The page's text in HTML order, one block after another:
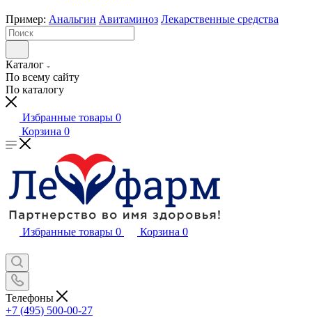
Пример: Анальгин Авитаминоз Лекарственные средства
Каталог
По всему сайту
По каталогу
Избранные товары 0
Корзина 0
Избранные товары 0 Корзина 0
Телефоны
+7 (495) 500-00-27